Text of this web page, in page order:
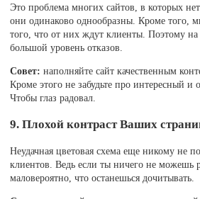
Это проблема многих сайтов, в которых
они одинаково однообразны. Кроме того,
того, что от них ждут клиенты. Поэтому на
большой уровень отказов.
Совет: наполняйте сайт качественным
Кроме этого не забудьте про интересный и
Чтобы глаз радовал.
9. Плохой контраст Ваших
Неудачная цветовая схема еще никому не
клиентов. Ведь если ты ничего не можешь
маловероятно, что останешься дочитывать.